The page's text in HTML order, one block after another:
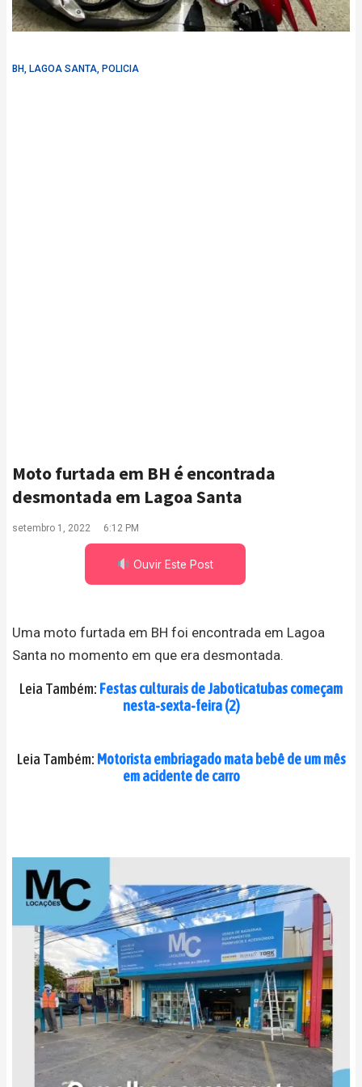
BH, LAGOA SANTA, POLICIA
Moto furtada em BH é encontrada
desmontada em Lagoa Santa
setembro 1, 2022 6:12 PM
Ouvir Este Post
Uma moto furtada em BH foi encontrada em Lagoa
Santa no momento em que era desmontada.
Leia Também: Festas culturais de Jaboticatubas começam
nesta-sexta-feira (2)
Leia Também: Motorista embriagado mata bebê de um mês
em acidente de carro